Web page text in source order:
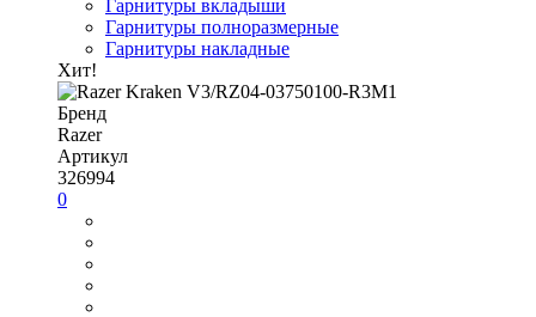
Гарнитуры вкладыши
Гарнитуры полноразмерные
Гарнитуры накладные
Хит!
Бренд
Razer
Артикул
326994
0